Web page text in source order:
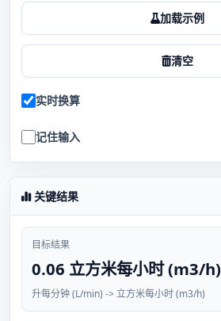
加载示例
清空
实时换算
记住输入
关键结果
目标结果
0.06 立方米每小时 (m3/h)
升每分钟 (L/min) -> 立方米每小时 (m3/h)